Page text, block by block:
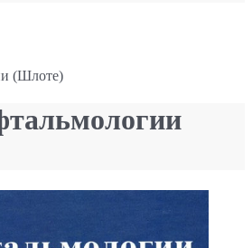
(Шлоте)